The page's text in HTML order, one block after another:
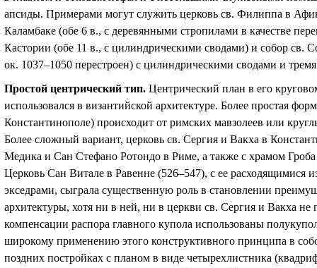
апсиды. Примерами могут служить церковь св. Филиппа в
Каламбаке (обе 6 в., с деревянными стропилами в качестве
Кастории (обе 11 в., с цилиндрическими сводами) и собор
ок. 1037–1050 перестроен) с цилиндрическими сводами и
Простой центрический тип. Центрический план в его
использовался в византийской архитектуре. Более простая
Константинополе) происходит от римских мавзолеев или
Более сложный вариант, церковь св. Сергия и Вакха в
Медика и Сан Стефано Ротондо в Риме, а также с храмом
Церковь Сан Витале в Равенне (526–547), с ее расходящимися
экседрами, сыграла существенную роль в становлении
архитектуры, хотя ни в ней, ни в церкви св. Сергия и Вакха не
компенсации распора главного купола использованы
широкому применению этого конструктивного принципа в
поздних постройках с планом в виде четырехлистника